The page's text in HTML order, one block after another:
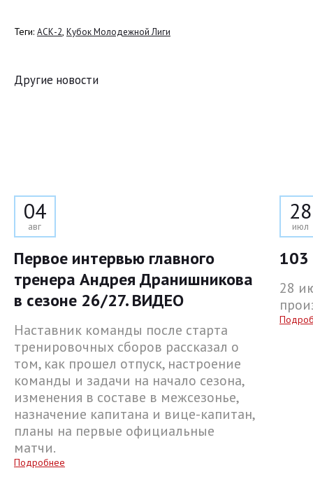
Теги: АСК-2, Кубок Молодежной Лиги
Другие новости
04
авг
Первое интервью главного
тренера Андрея Дранишникова
в сезоне 26/27. ВИДЕО
Наставник команды после старта
тренировочных сборов рассказал о
том, как прошел отпуск, настроение
команды и задачи на начало сезона,
изменения в составе в межсезонье,
назначение капитана и вице-капитан,
планы на первые официальные
матчи.
Подробнее
28
июл
103
28